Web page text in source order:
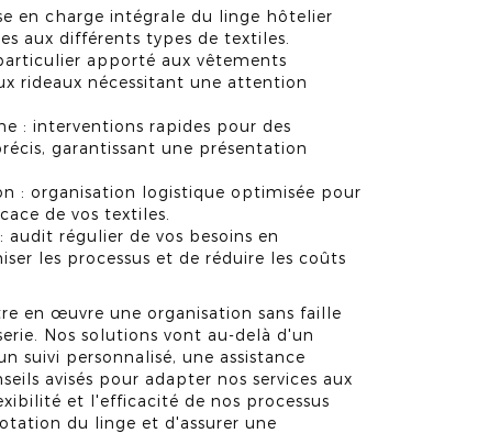
en charge intégrale du linge hôtelier
aux différents types de textiles.
apporté aux vêtements
rideaux nécessitant une attention
: interventions rapides pour des
garantissant une présentation
: organisation logistique optimisée pour
de vos textiles.
audit régulier de vos besoins en
les processus et de réduire les coûts
en œuvre une organisation sans faille
Nos solutions vont au-delà d'un
suivi personnalisé, une assistance
avisés pour adapter nos services aux
et l'efficacité de nos processus
du linge et d'assurer une